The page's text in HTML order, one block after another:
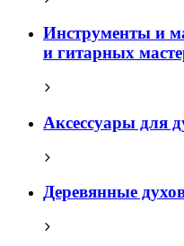
Инструменты и
и гитарных
Аксессуары для
Деревянные